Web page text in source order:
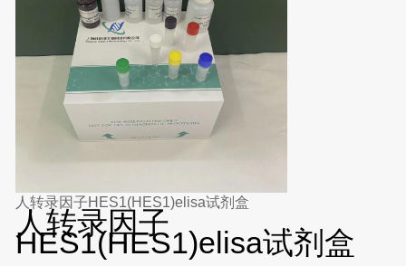
人转录因子HES1(HES1)elisa试剂盒
人转录因子
HES1(HES1)elisa试剂盒